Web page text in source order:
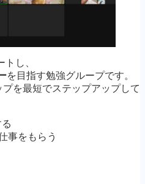
し、
を目指す勉強グループです。
を最短でステップアップして
事をもらう